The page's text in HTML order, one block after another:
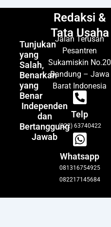
Tunjukan
yang
Salah,
Benarkan
yang
Benar
Independen
dan
Bertanggung
Jawab
Redaksi &
Tata Usaha
Jalan Terusan
Pesantren
Sukamiskin No.20
Bandung – Jawa
Barat Indonesia
Telp
(022) 63740422
Whatsapp
081316754925
082217145684